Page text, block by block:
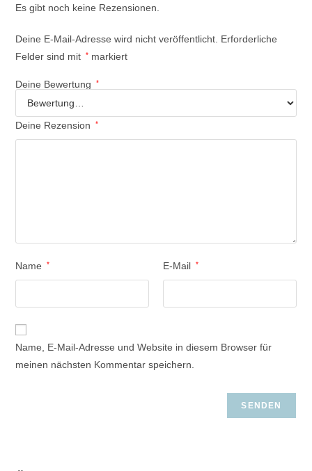
Es gibt noch keine Rezensionen.
Deine E-Mail-Adresse wird nicht veröffentlicht. Erforderliche
Felder sind mit
* markiert
Deine Bewertung *
Deine Rezension *
Name * E-Mail *
Name, E-Mail-Adresse und Website in diesem Browser für
meinen nächsten Kommentar speichern.